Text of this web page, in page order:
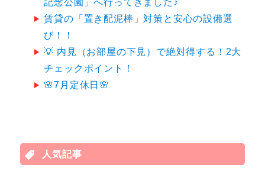
記念公園」へ行ってきました♪
賃貸の「置き配泥棒」対策と安心の設備選
び！！
💡 内見（お部屋の下見）で絶対得する！2大
チェックポイント！
🌸7月定休日🌸
人気記事